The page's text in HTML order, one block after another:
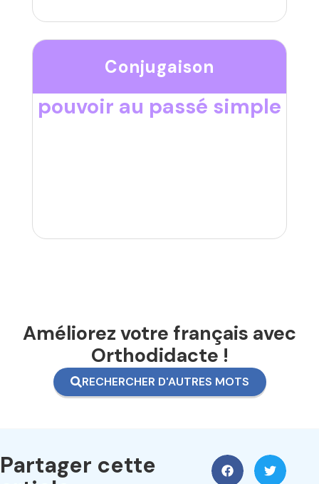
Conjugaison
pouvoir au passé simple
Améliorez votre français avec
Orthodidacte !
RECHERCHER D'AUTRES MOTS
Partager cette